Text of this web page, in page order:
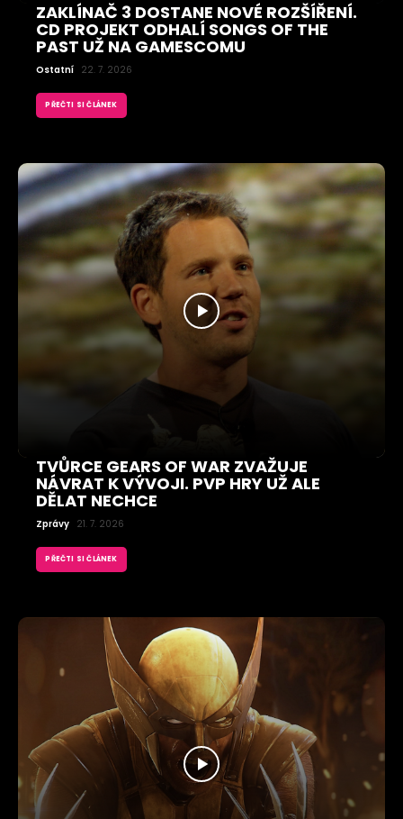
ZAKLÍNAČ 3 DOSTANE NOVÉ ROZŠÍŘENÍ.
CD PROJEKT ODHALÍ SONGS OF THE
PAST UŽ NA GAMESCOMU
Ostatní 22. 7. 2026
PŘEČTI SI ČLÁNEK
TVŮRCE GEARS OF WAR ZVAŽUJE
NÁVRAT K VÝVOJI. PVP HRY UŽ ALE
DĚLAT NECHCE
Zprávy 21. 7. 2026
PŘEČTI SI ČLÁNEK